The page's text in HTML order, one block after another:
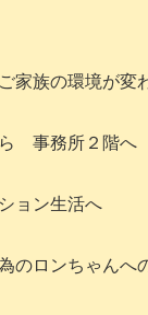
家族の環境が変
ら 事務所２階へ
ョン生活へ
のロンちゃんへ